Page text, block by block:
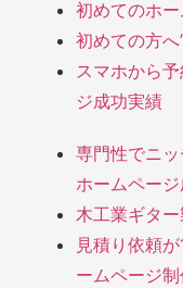
初めてのホ
初めての方
スマホから
ジ成功実績
専門性でニ
ホームペー
木工業ギタ
見積り依頼
ームページ